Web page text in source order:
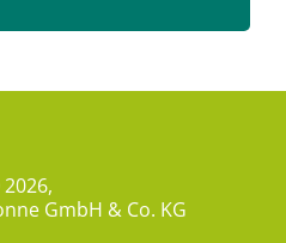
GmbH & Co. KG